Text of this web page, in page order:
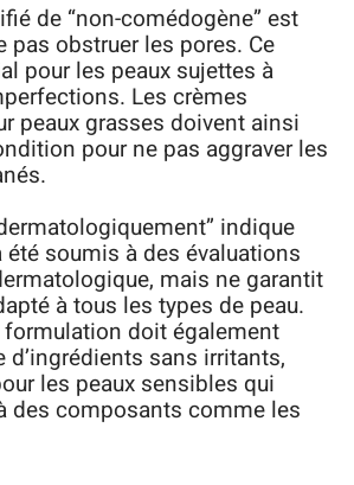
de “non-comédogène” est
pas obstruer les pores. Ce
pour les peaux sujettes à
Les crèmes
peaux grasses doivent ainsi
pour ne pas aggraver les
indique
été soumis à des évaluations
mais ne garantit
à tous les types de peau.
formulation doit également
d’ingrédients sans irritants,
les peaux sensibles qui
des composants comme les